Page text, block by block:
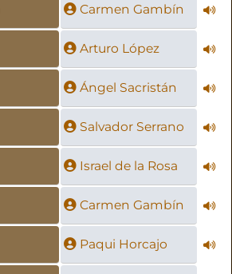
Carmen Gambín
Arturo López
Ángel Sacristán
Salvador Serrano
Israel de la Rosa
Carmen Gambín
Paqui Horcajo